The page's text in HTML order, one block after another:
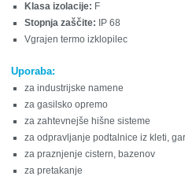
Klasa izolacije: F
Stopnja zaščite: IP 68
Vgrajen termo izklopilec
Uporaba:
za industrijske namene
za gasilsko opremo
za zahtevnejše hišne sisteme
za odpravljanje podtalnice iz kleti,
za praznjenje cistern, bazenov
za pretakanje